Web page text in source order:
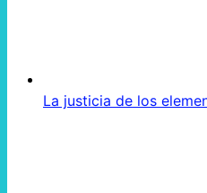
La justicia de los